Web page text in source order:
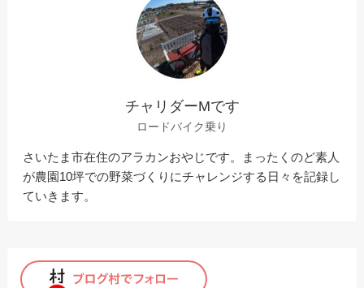
チャリダーMです
ロードバイク乗り
さいたま市在住のアラカンおやじです。まったくのど素人
が農園10坪での野菜づくりにチャレンジする日々を記録し
ていきます。